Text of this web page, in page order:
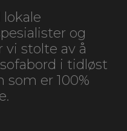
og
vi stolte av å
i tidløst
som er 100%